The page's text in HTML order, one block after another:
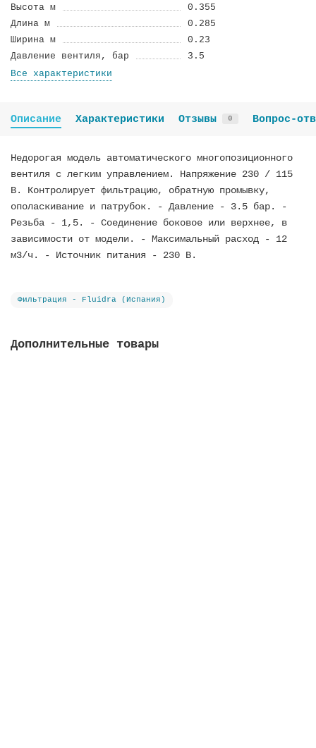
Высота м
0.355
Длина м
0.285
Ширина м
0.23
Давление вентиля, бар
3.5
Все характеристики
Описание Характеристики Отзывы 0 Вопрос-
Недорогая модель автоматического многопозиционного
вентиля с легким управлением. Напряжение 230 / 115
В. Контролирует фильтрацию, обратную промывку,
ополаскивание и патрубок. - Давление - 3.5 бар. -
Резьба - 1,5. - Соединение боковое или верхнее, в
зависимости от модели. - Максимальный расход - 12
м3/ч. - Источник питания - 230 В.
Фильтрация - Fluidra (Испания)
Дополнительные товары